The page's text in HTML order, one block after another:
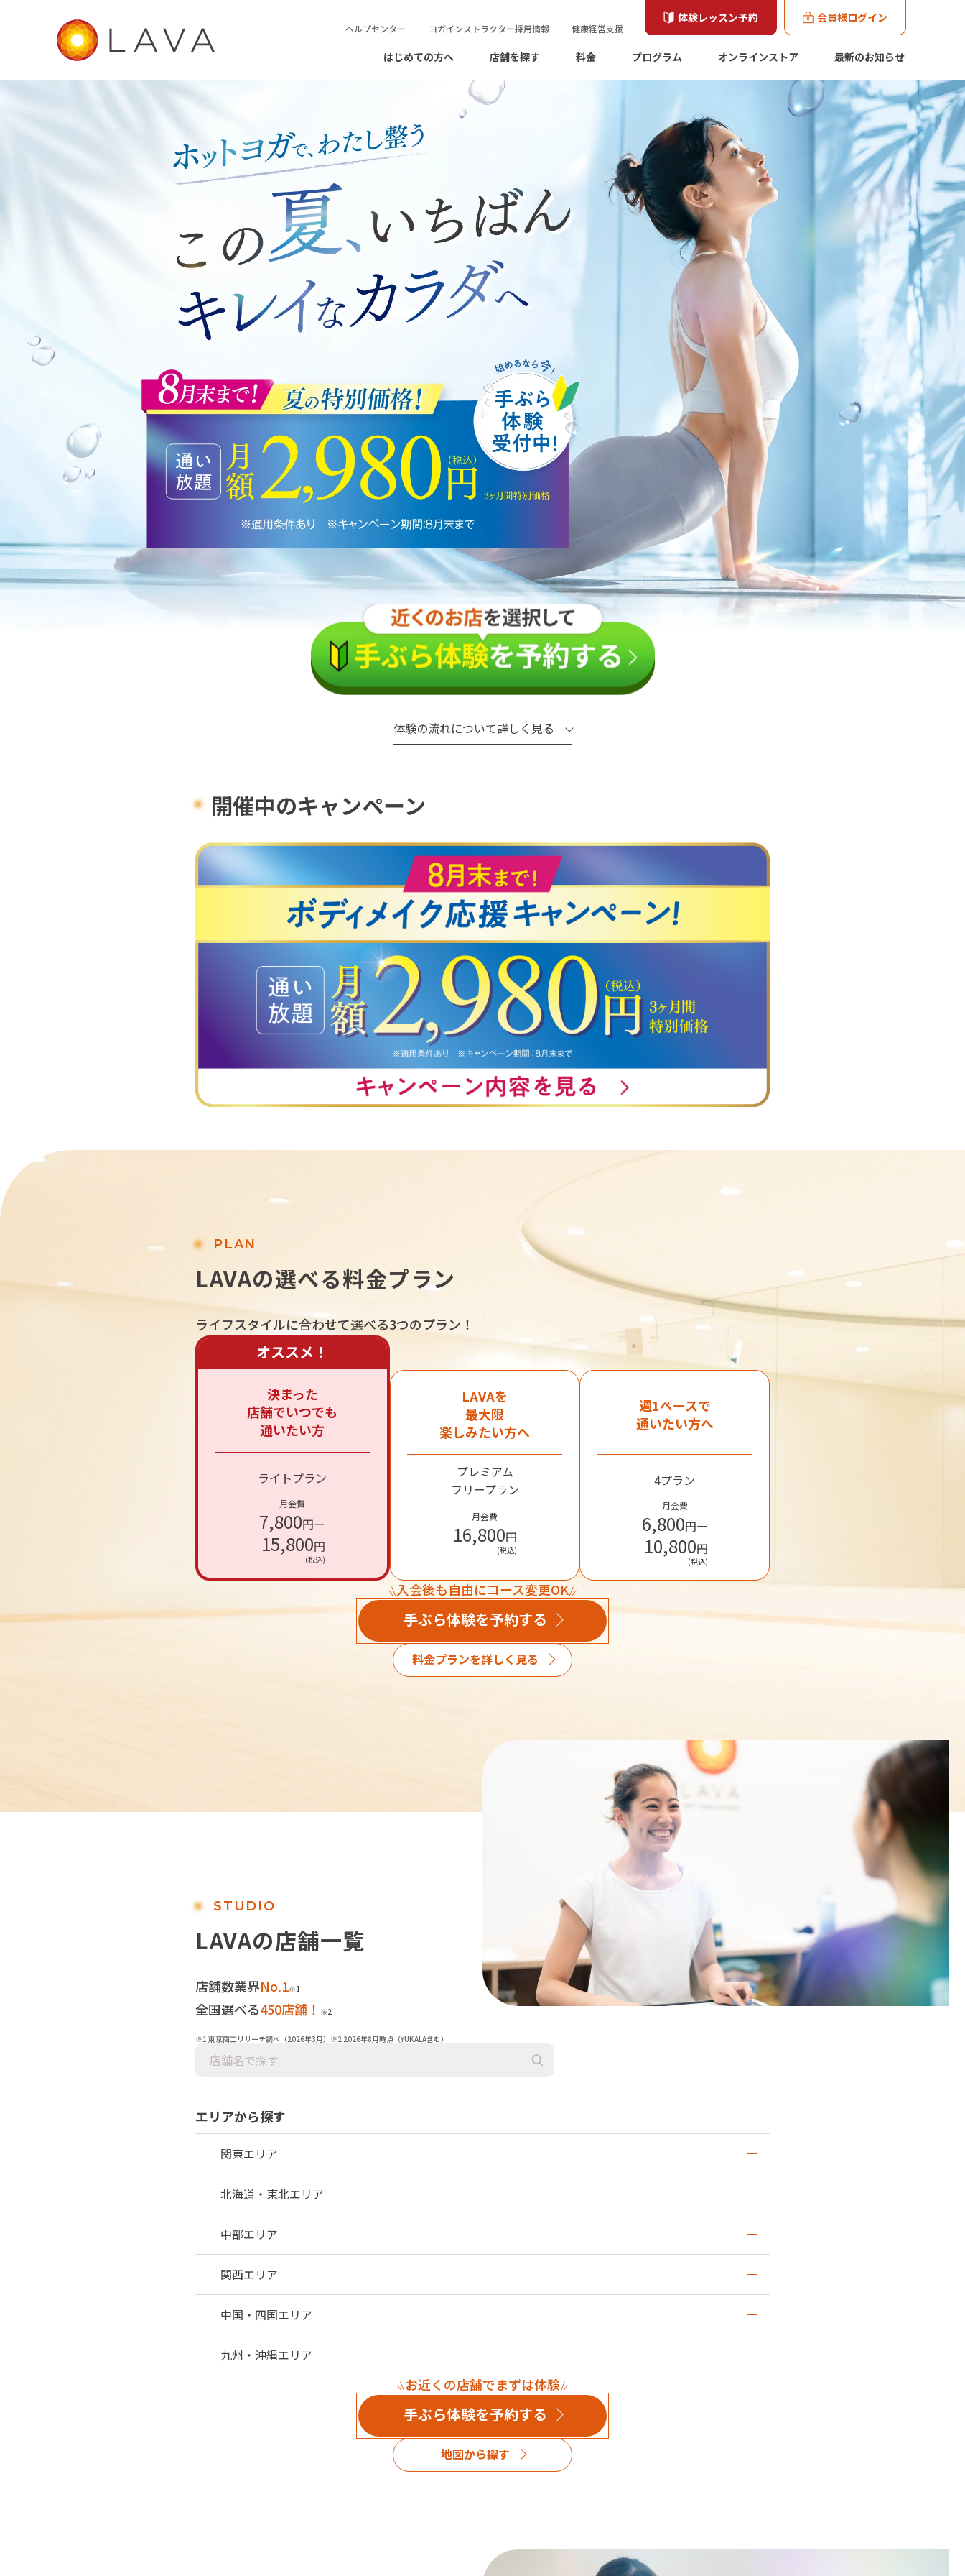
ヘルプセンター ヨガインストラクター採用情報 健康経営支援
体験レッスン予約 会員様ログイン
はじめての方へ 店舗を探す 料金 プログラム オンラインストア 最新のお知らせ
体験の流れについて詳しく見る
開催中のキャンペーン
PLAN
LAVAの選べる料金プラン
ライフスタイルに合わせて選べる3つのプラン！
オススメ！
決まった
店舗でいつでも
通いたい方
ライトプラン
月会費
7,800円ー
15,800円
(税込)
LAVAを
最大限
楽しみたい方へ
プレミアム
フリープラン
月会費
16,800円
(税込)
週1ペースで
通いたい方へ
4プラン
月会費
6,800円ー
10,800円
(税込)
入会後も自由にコース変更OK
手ぶら体験を予約する
料金プランを詳しく見る
STUDIO
LAVAの店舗一覧
店舗数業界No.1※1
全国選べる450店舗！ ※2
※1 東京商工リサーチ調べ（2026年3月） ※2 2026年8月時点（YUKALA含む）
エリアから探す
関東エリア
北海道・東北エリア
中部エリア
関西エリア
中国・四国エリア
九州・沖縄エリア
お近くの店舗でまずは体験
手ぶら体験を予約する
地図から探す